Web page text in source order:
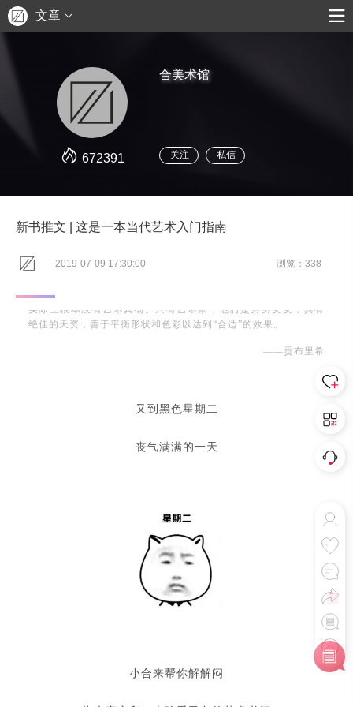
文章
672391
合美术馆
关注 私信
新书推文 | 这是一本当代艺术入门指南
2019-07-09 17:30:00 浏览：338
实际上根本没有艺术其物。只有艺术家，他们是男男女女，具有
绝佳的天资，善于平衡形状和色彩以达到“合适”的效果。
——贡布里希
又到黑色星期二
丧气满满的一天
小合来帮你解解闷